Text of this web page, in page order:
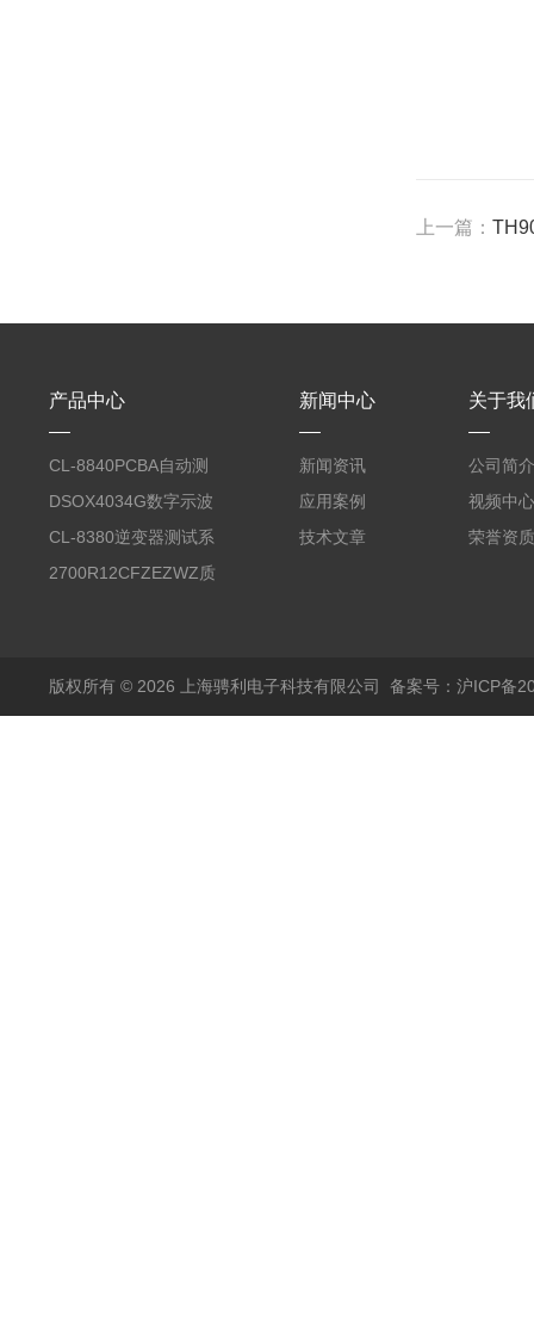
上一篇：
产品中心
CL-8840PCBA自动测
试台系统
DSOX4034G数字示波
器
CL-8380逆变器测试系
统台
2700R12CFZEZWZ质
新闻中心
新闻资讯
应用案例
技术文章
关于我
公司简介
视频中心
荣誉资质
版权所有 © 2026 上海骋利电子科技有限公司 备案号：沪ICP备